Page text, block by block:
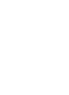
和保护欲。对陌